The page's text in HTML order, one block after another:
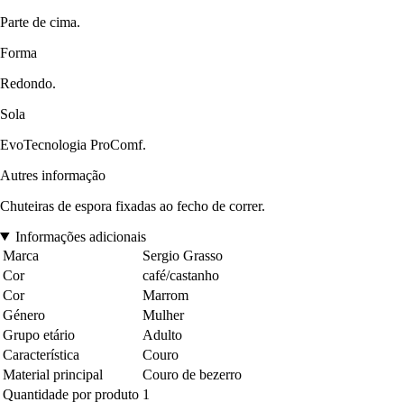
Parte de cima.
Forma
Redondo.
Sola
EvoTecnologia ProComf.
Autres informação
Chuteiras de espora fixadas ao fecho de correr.
Informações adicionais
Marca
Sergio Grasso
Cor
café/castanho
Cor
Marrom
Género
Mulher
Grupo etário
Adulto
Característica
Couro
Material principal
Couro de bezerro
Quantidade por produto 1